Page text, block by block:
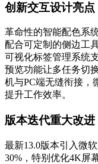
创新交互设计亮点
革命性的智能配色系
配合可定制的侧边工
可视化标签管理系统
预览功能让多任务切
机与PC端无缝衔接，
提升工作效率。
版本迭代重大改进
最新13.0版本引入微
30%，特别优化4K屏